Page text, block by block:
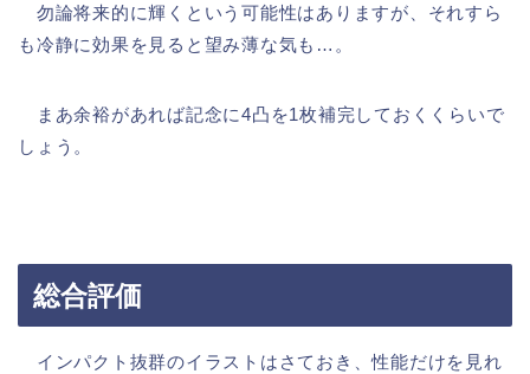
勿論将来的に輝くという可能性はありますが、それすら
も冷静に効果を見ると望み薄な気も…。
まあ余裕があれば記念に4凸を1枚補完しておくくらいで
しょう。
総合評価
インパクト抜群のイラストはさておき、性能だけを見れ